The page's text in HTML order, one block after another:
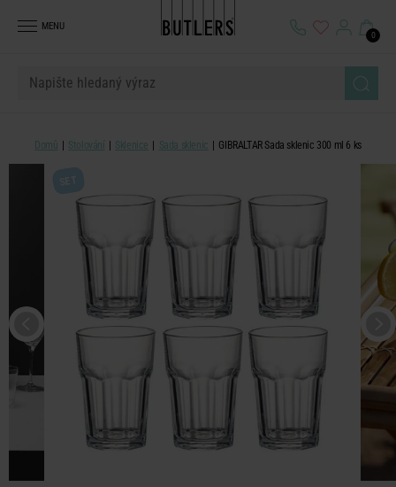
MENU
0
Domů Stolování Sklenice Sada sklenic GIBRALTAR Sada sklenic 300 ml 6 ks